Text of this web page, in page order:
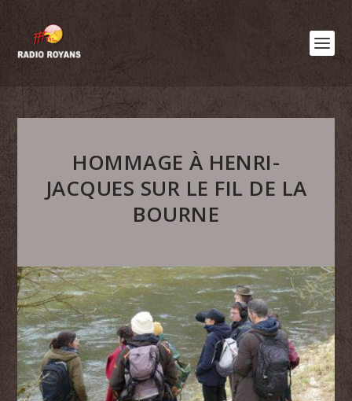
HOMMAGE À HENRI-
JACQUES SUR LE FIL DE LA
BOURNE